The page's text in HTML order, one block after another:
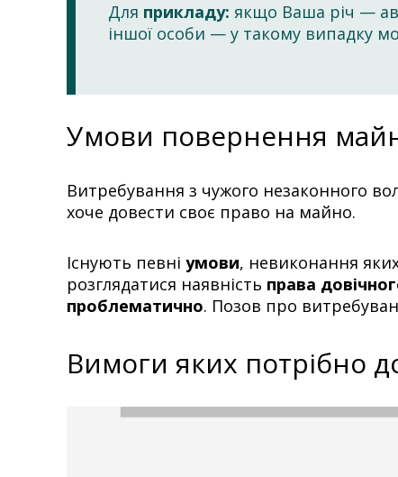
Для прикладу: якщо Ваша річ —
іншої особи — у такому випадку
Умови повернення
Витребування з чужого незаконного
хоче довести своє право на майно.
Існують певні умови, невиконання
розглядатися наявність права
проблематично. Позов про
Вимоги яких потрібно